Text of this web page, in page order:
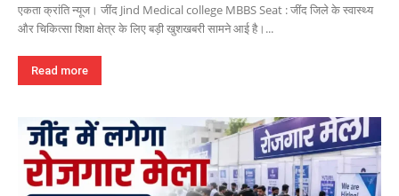
एकता क्रांति न्यूज। जींद Jind Medical college MBBS Seat : जींद जिले के स्वास्थ्य
और चिकित्सा शिक्षा क्षेत्र के लिए बड़ी खुशखबरी सामने आई है।...
Read more